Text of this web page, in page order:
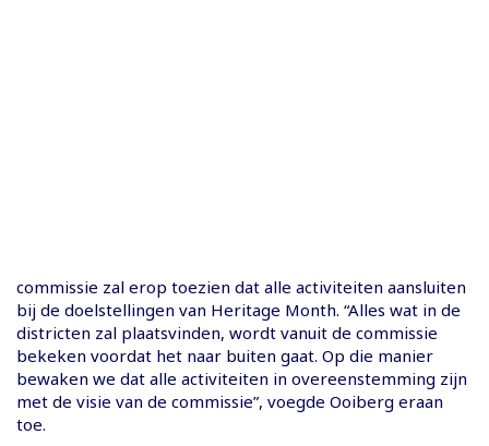
commissie zal erop toezien dat alle activiteiten aansluiten
bij de doelstellingen van Heritage Month. “Alles wat in de
districten zal plaatsvinden, wordt vanuit de commissie
bekeken voordat het naar buiten gaat. Op die manier
bewaken we dat alle activiteiten in overeenstemming zijn
met de visie van de commissie”, voegde Ooiberg eraan
toe.